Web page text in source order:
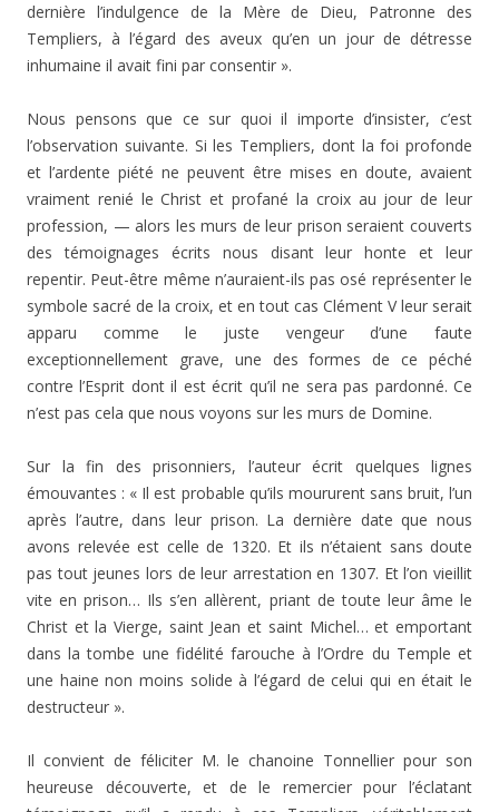
dernière l’indulgence de la Mère de Dieu, Patronne des
Templiers, à l’égard des aveux qu’en un jour de détresse
inhumaine il avait fini par consentir ».
Nous pensons que ce sur quoi il importe d’insister, c’est
l’observation suivante. Si les Templiers, dont la foi pro­fonde
et l’ardente piété ne peuvent être mises en doute, avaient
vraiment renié le Christ et profané la croix au jour de leur
profession, — alors les murs de leur prison seraient couverts
des témoignages écrits nous disant leur honte et leur
repentir. Peut-être même n’auraient-ils pas osé représenter le
symbole sacré de la croix, et en tout cas Clément V leur serait
apparu comme le juste vengeur d’une faute
exceptionnellement grave, une des formes de ce péché
contre l’Esprit dont il est écrit qu’il ne sera pas pardonné. Ce
n’est pas cela que nous voyons sur les murs de Domine.
Sur la fin des prisonniers, l’auteur écrit quelques lignes
émouvantes : « Il est probable qu’ils moururent sans bruit, l’un
après l’autre, dans leur prison. La dernière date que nous
avons relevée est celle de 1320. Et ils n’étaient sans doute
pas tout jeunes lors de leur arrestation en 1307. Et l’on vieillit
vite en prison… Ils s’en allèrent, priant de toute leur âme le
Christ et la Vierge, saint Jean et saint Michel… et emportant
dans la tombe une fidélité farouche à l’Ordre du Temple et
une haine non moins solide à l’égard de celui qui en était le
destructeur ».
Il convient de féliciter M. le chanoine Tonnellier pour son
heureuse découverte, et de le remercier pour l’écla­tant